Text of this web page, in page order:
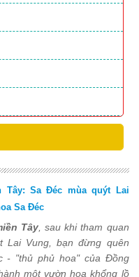
Tây: Sa Đéc mùa quýt Lai
Sa Đéc
Tây, sau khi tham quan
Lai Vung, bạn đừng quên
- "thủ phủ hoa" của Đồng
một vườn hoa khổng lồ